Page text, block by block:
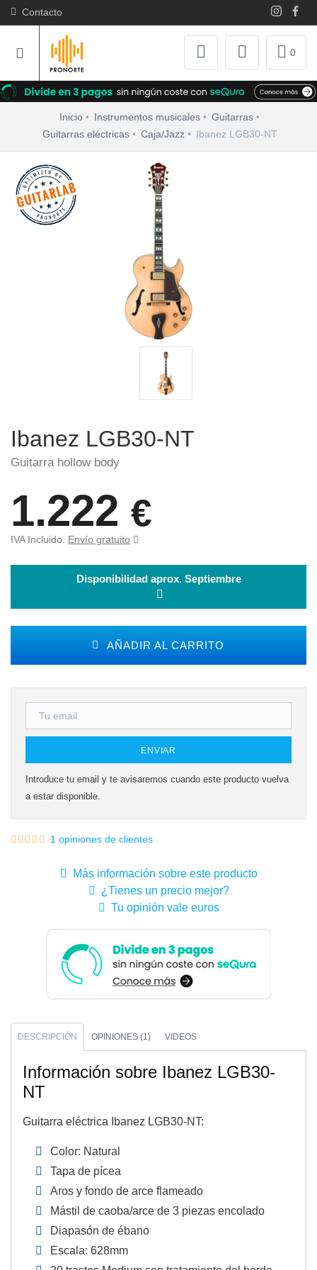
Contacto
0
Inicio Instrumentos musicales
Guitarras
Guitarras eléctricas
Caja/Jazz Ibanez LGB30-NT
Ibanez LGB30-NT
Guitarra hollow body
1.222 €
IVA Incluido. Envío gratuito
Disponibilidad aprox. Septiembre
AÑADIR AL CARRITO
ENVIAR
Introduce tu email y te avisaremos cuando este producto vuelva
a estar disponible.
1 opiniones de clientes
Más información sobre este producto
¿Tienes un precio mejor?
Tu opinión vale euros
DESCRIPCIÓN OPINIONES (1) VIDEOS
Información sobre Ibanez LGB30-
NT
Guitarra eléctrica Ibanez LGB30-NT:
Color: Natural
Tapa de pícea
Aros y fondo de arce flameado
Mástil de caoba/arce de 3 piezas encolado
Diapasón de ébano
Escala: 628mm